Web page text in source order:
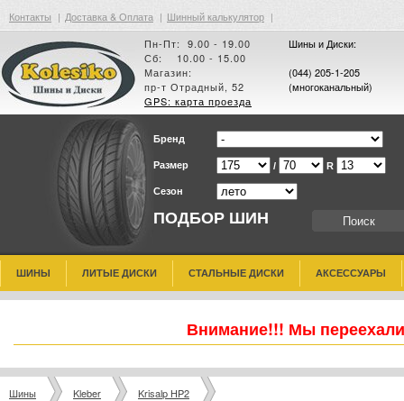
Контакты | Доставка & Оплата | Шинный калькулятор |
Пн-Пт: 9.00 - 19.00
Сб: 10.00 - 15.00
Магазин:
пр-т Отрадный, 52
GPS: карта проезда
Шины и Диски:
(044) 205-1-205
(многоканальный)
ПОДБОР ШИН
Бренд
Размер / R
Сезон
ШИНЫ ЛИТЫЕ ДИСКИ СТАЛЬНЫЕ ДИСКИ АКСЕССУАРЫ
Внимание!!! Мы
Шины Kleber Krisalp HP2